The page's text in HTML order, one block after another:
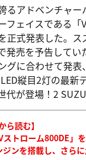
るアドベンチャー
フェイスである「
正式発表した。ス
発売を予告してい
グに合わせて発
縦目2灯の最新
代が登場！2
ら読む】
ストローム800DE」
ンを搭載し、さら